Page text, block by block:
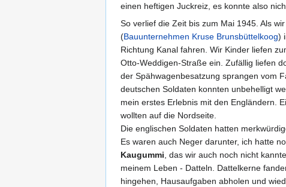
einen heftigen Juckreiz, es konnte also
So verlief die Zeit bis zum Mai 1945. Als
(Bauunternehmen Kruse Brunsbüttelkoog)
Richtung Kanal fahren. Wir Kinder liefen
Otto-Weddigen-Straße ein. Zufällig liefen
der Spähwagenbesatzung sprangen vom
deutschen Soldaten konnten unbehelligt
mein erstes Erlebnis mit den Engländern.
wollten auf die Nordseite.
Die englischen Soldaten hatten
Es waren auch Neger darunter, ich hatte
Kaugummi, das wir auch noch nicht
meinem Leben - Datteln. Dattelkerne
hingehen, Hausaufgaben abholen und